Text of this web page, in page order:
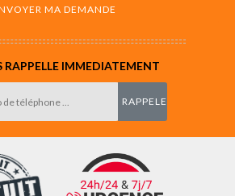
RAPPELLE IMMEDIATEMENT